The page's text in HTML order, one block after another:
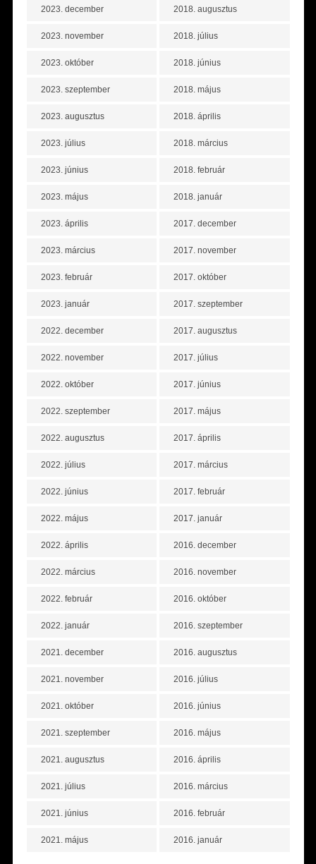
2023. december
2023. november
2023. október
2023. szeptember
2023. augusztus
2023. július
2023. június
2023. május
2023. április
2023. március
2023. február
2023. január
2022. december
2022. november
2022. október
2022. szeptember
2022. augusztus
2022. július
2022. június
2022. május
2022. április
2022. március
2022. február
2022. január
2021. december
2021. november
2021. október
2021. szeptember
2021. augusztus
2021. július
2021. június
2021. május
2018. augusztus
2018. július
2018. június
2018. május
2018. április
2018. március
2018. február
2018. január
2017. december
2017. november
2017. október
2017. szeptember
2017. augusztus
2017. július
2017. június
2017. május
2017. április
2017. március
2017. február
2017. január
2016. december
2016. november
2016. október
2016. szeptember
2016. augusztus
2016. július
2016. június
2016. május
2016. április
2016. március
2016. február
2016. január